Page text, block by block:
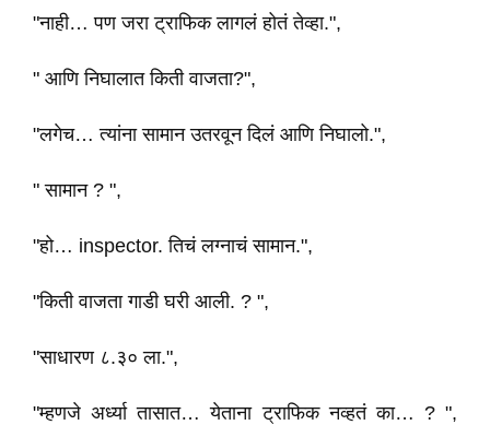
"नाही… पण जरा ट्राफिक लागलं होतं तेव्हा.",
" आणि निघालात किती वाजता?",
"लगेच… त्यांना सामान उतरवून दिलं आणि निघालो.",
" सामान ? ",
"हो… inspector. तिचं लग्नाचं सामान.",
"किती वाजता गाडी घरी आली. ? ",
"साधारण ८.३० ला.",
"म्हणजे अर्ध्या तासात… येताना ट्राफिक नव्हतं का… ? ",